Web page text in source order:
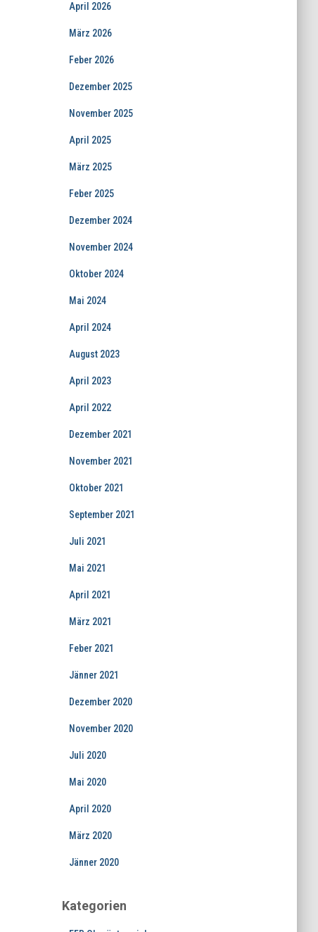
April 2026
März 2026
Feber 2026
Dezember 2025
November 2025
April 2025
März 2025
Feber 2025
Dezember 2024
November 2024
Oktober 2024
Mai 2024
April 2024
August 2023
April 2023
April 2022
Dezember 2021
November 2021
Oktober 2021
September 2021
Juli 2021
Mai 2021
April 2021
März 2021
Feber 2021
Jänner 2021
Dezember 2020
November 2020
Juli 2020
Mai 2020
April 2020
März 2020
Jänner 2020
Kategorien